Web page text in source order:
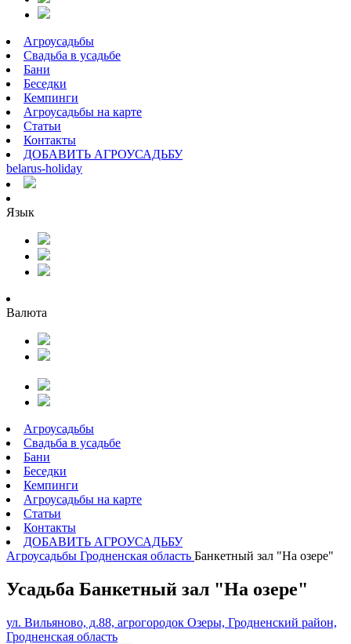
Агроусадьбы
Свадьба в усадьбе
Бани
Беседки
Кемпинги
Агроусадьбы на карте
Статьи
Контакты
ДОБАВИТЬ АГРОУСАДЬБУ
belarus-holiday
Язык
Валюта
Агроусадьбы
Свадьба в усадьбе
Бани
Беседки
Кемпинги
Агроусадьбы на карте
Статьи
Контакты
ДОБАВИТЬ АГРОУСАДЬБУ
Агроусадьбы Гродненская область Банкетный зал "На озере"
Усадьба Банкетный зал "На озере"
ул. Вильяново, д.88, агрогородок Озеры, Гродненский район,
Гродненская область